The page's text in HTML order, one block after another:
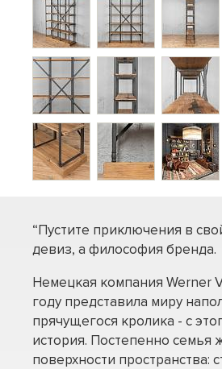
“Пустите приключения в
девиз, а философия бренда.
Немецкая компания Werner
году представила миру
прячущегося кролика - с
история. Постепенно семья
поверхности пространства: